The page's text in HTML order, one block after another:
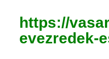
https://
evezredek-